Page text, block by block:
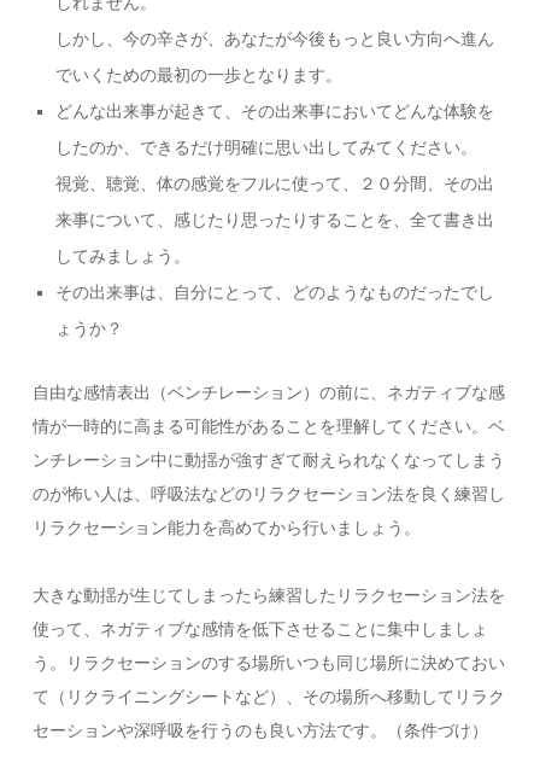
しかし、今の辛さが、あなたが今後もっと良い方向へ進ん
でいくための最初の一歩となります。
どんな出来事が起きて、その出来事においてどんな体験を
したのか、できるだけ明確に思い出してみてください。
視覚、聴覚、体の感覚をフルに使って、２０分間、その出
来事について、感じたり思ったりすることを、全て書き出
してみましょう。
その出来事は、自分にとって、どのようなものだったでし
ょうか？
自由な感情表出（ベンチレーション）の前に、ネガティブな感
情が一時的に高まる可能性があることを理解してください。ベ
ンチレーション中に動揺が強すぎて耐えられなくなってしまう
のが怖い人は、呼吸法などのリラクセーション法を良く練習し
リラクセーション能力を高めてから行いましょう。
大きな動揺が生じてしまったら練習したリラクセーション法を
使って、ネガティブな感情を低下させることに集中しましょ
う。リラクセーションのする場所いつも同じ場所に決めておい
て（リクライニングシートなど）、その場所へ移動してリラク
セーションや深呼吸を行うのも良い方法です。（条件づけ）